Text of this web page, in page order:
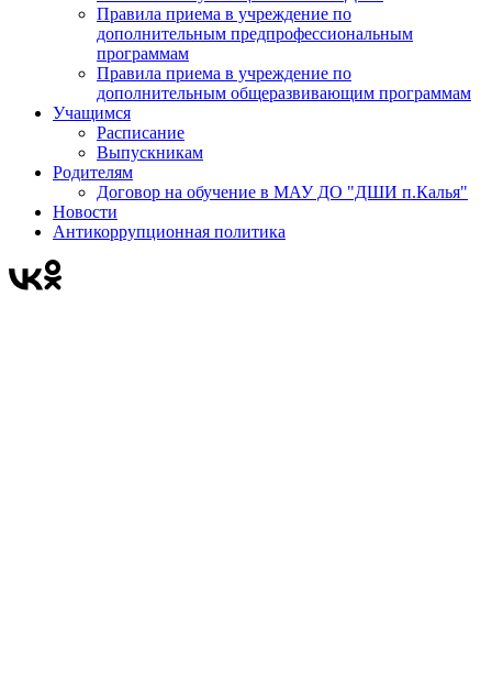
Правила приема в учреждение по
дополнительным предпрофессиональным
программам
Правила приема в учреждение по
дополнительным общеразвивающим программам
Учащимся
Расписание
Выпускникам
Родителям
Договор на обучение в МАУ ДО "ДШИ п.Калья"
Новости
Антикоррупционная политика